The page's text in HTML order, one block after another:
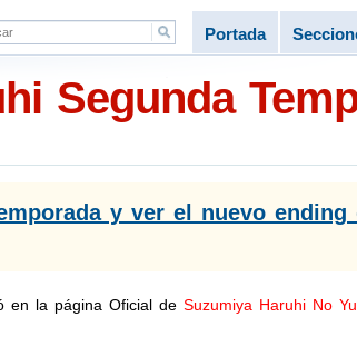
Portada
Segunda
y ver el nuevo ending
en la página Oficial de Suzumiya Haruhi No